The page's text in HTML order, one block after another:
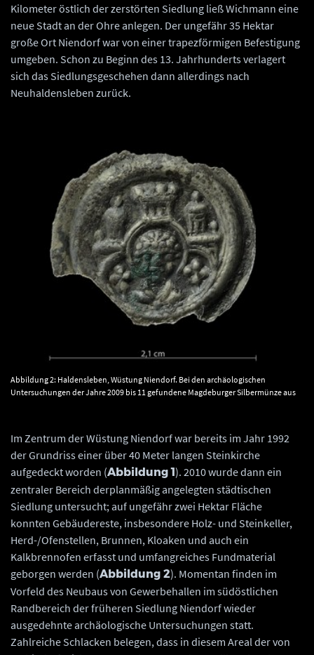
Kilometer östlich der zerstörten Siedlung ließ Wichmann eine
neue Stadt an der Ohre anlegen. Der ungefähr 35 Hektar
große Ort Niendorf war von einer trapezförmigen Befestigung
umgeben. Schon zu Beginn des 13. Jahrhunderts verlagert
sich das Siedlungsgeschehen dann allerdings nach
Neuhaldensleben zurück.
Abbildung 2: Haldensleben, Wüstung Niendorf. Bei den archäologischen
Untersuchungen der Jahre 2009 bis 11 gefundene Magdeburger Silbermünze aus
Im Zentrum der Wüstung Niendorf war bereits im Jahr 1992
der Grundriss einer über 40 Meter langen Steinkirche
aufgedeckt worden (Abbildung 1). 2010 wurde dann ein
zentraler Bereich derplanmäßig angelegten städtischen
Siedlung untersucht; auf ungefähr zwei Hektar Fläche
konnten Gebäudereste, insbesondere Holz- und Steinkeller,
Herd-/Ofenstellen, Brunnen, Kloaken und auch ein
Kalkbrennofen erfasst und umfangreiches Fundmaterial
geborgen werden (Abbildung 2). Momentan finden im
Vorfeld des Neubaus von Gewerbehallen im südöstlichen
Randbereich der früheren Siedlung Niendorf wieder
ausgedehnte archäologische Untersuchungen statt.
Zahlreiche Schlacken belegen, dass in diesem Areal der von